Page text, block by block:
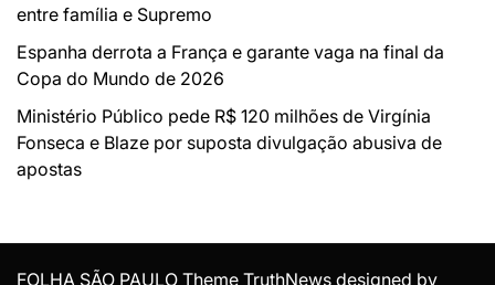
entre família e Supremo
Espanha derrota a França e garante vaga na final da
Copa do Mundo de 2026
Ministério Público pede R$ 120 milhões de Virgínia
Fonseca e Blaze por suposta divulgação abusiva de
apostas
FOLHA SÃO PAULO Theme TruthNews designed by